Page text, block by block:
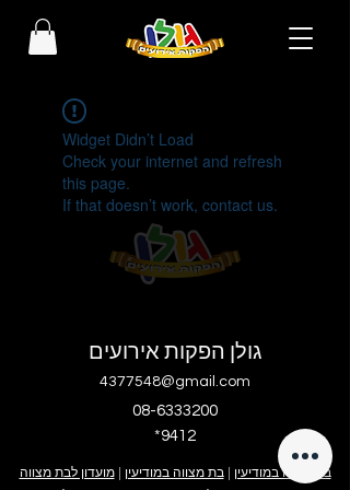
Widget Didn’t Load
Check your internet and refresh
this page.
If that doesn’t work, contact us.
גולן הפקות אירועים
4377548@gmail.com
08-6333200
בר מצווה במודיעין |בת מצווה במודיעין |מועדון לבת מצווה
*9412